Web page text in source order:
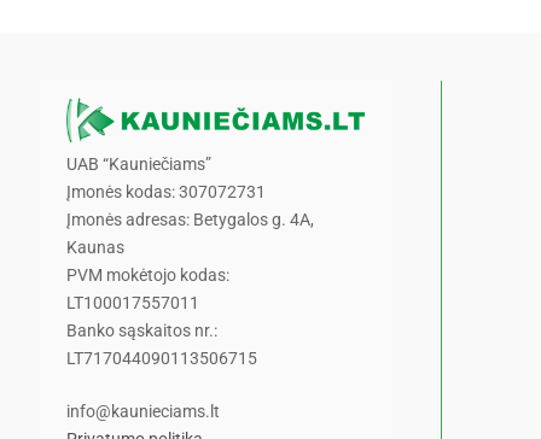
UAB “Kauniečiams”
Įmonės kodas: 307072731
Įmonės adresas: Betygalos g. 4A,
Kaunas
PVM mokėtojo kodas:
LT100017557011
Banko sąskaitos nr.:
LT717044090113506715
info@kaunieciams.lt